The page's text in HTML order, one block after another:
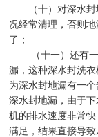
（十）对深水封
况经常清理，否则
了；
（十一）还有
漏，这种深水封洗
为深水封地漏有一
深水封地漏，由于
机的排水速度非常
满足，结果直接导致